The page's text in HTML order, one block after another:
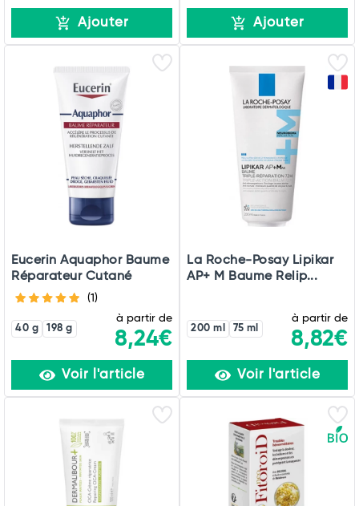
Ajouter Ajouter
Eucerin Aquaphor Baume
Réparateur Cutané
(1)
40 g 198 g
à partir de
8,24€
Voir l'article
La Roche-Posay Lipikar
AP+ M Baume Relip...
200 ml 75 ml
à partir de
8,82€
Voir l'article